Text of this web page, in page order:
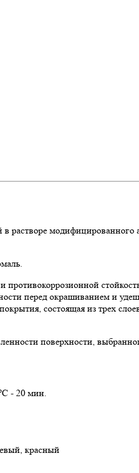
модифицированного
перед окрашиванием и
состоящая из трех
поверхности,
- 20 мин.
красный